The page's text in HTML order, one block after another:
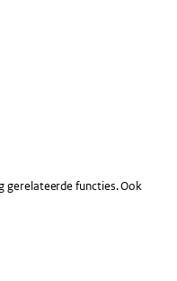
gerelateerde functies. Ook